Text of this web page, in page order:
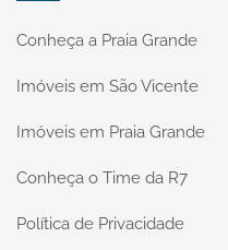
Conheça a Praia Grande
Imóveis em São Vicente
Imóveis em Praia Grande
Conheça o Time da R7
Política de Privacidade